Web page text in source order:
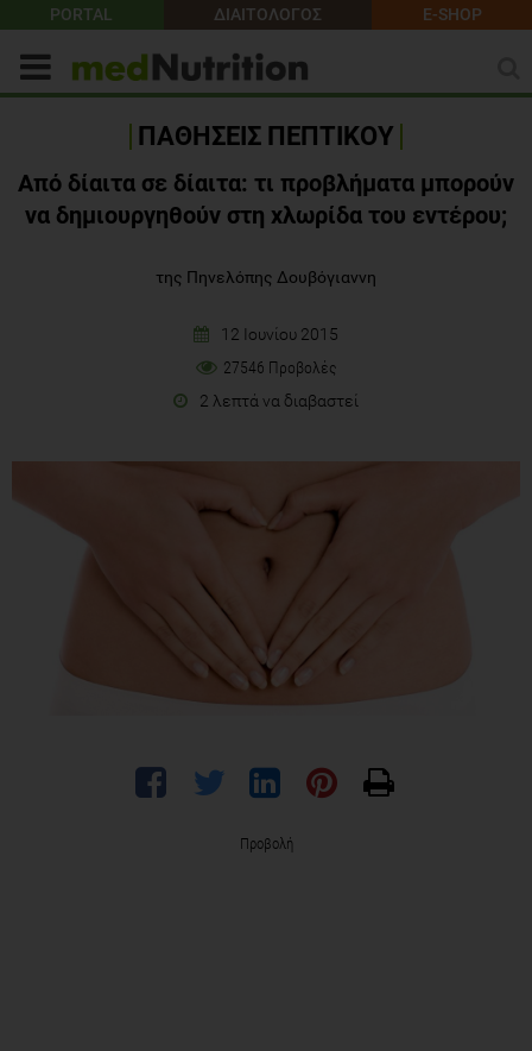
PORTAL ΔΙΑΙΤΟΛΟΓΟΣ E-SHOP
ΠΑΘΗΣΕΙΣ ΠΕΠΤΙΚΟΥ
Από δίαιτα σε δίαιτα: τι προβλήματα μπορούν
να δημιουργηθούν στη χλωρίδα του εντέρου;
της Πηνελόπης Δουβόγιαννη
12 Ιουνίου 2015
27546 Προβολές
2 λεπτά να διαβαστεί
Προβολή